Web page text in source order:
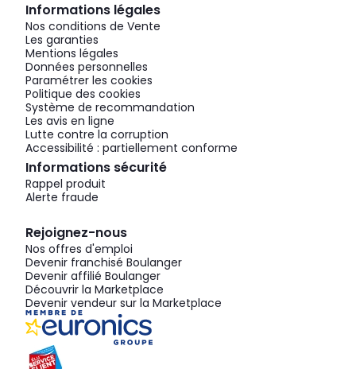
Informations légales
Nos conditions de Vente
Les garanties
Mentions légales
Données personnelles
Paramétrer les cookies
Politique des cookies
Système de recommandation
Les avis en ligne
Lutte contre la corruption
Accessibilité : partiellement conforme
Informations sécurité
Rappel produit
Alerte fraude
Rejoignez-nous
Nos offres d'emploi
Devenir franchisé Boulanger
Devenir affilié Boulanger
Découvrir la Marketplace
Devenir vendeur sur la Marketplace